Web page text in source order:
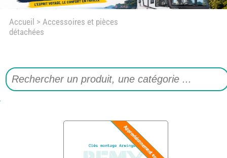
Accueil > Accessoires et pièces
détachées